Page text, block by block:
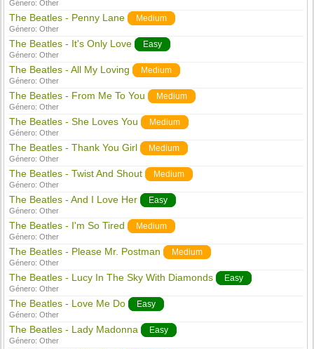
Género:Other
The Beatles - Penny Lane Medium
Género:Other
The Beatles - It's Only Love Easy
Género:Other
The Beatles - All My Loving Medium
Género:Other
The Beatles - From Me To You Medium
Género:Other
The Beatles - She Loves You Medium
Género:Other
The Beatles - Thank You Girl Medium
Género:Other
The Beatles - Twist And Shout Medium
Género:Other
The Beatles - And I Love Her Easy
Género:Other
The Beatles - I'm So Tired Medium
Género:Other
The Beatles - Please Mr. Postman Medium
Género:Other
The Beatles - Lucy In The Sky With Diamonds Easy
Género:Other
The Beatles - Love Me Do Easy
Género:Other
The Beatles - Lady Madonna Easy
Género:Other